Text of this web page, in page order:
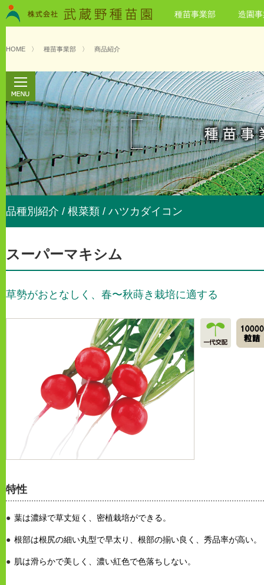
種苗事業部 造園
HOME 〉 種苗事業部 〉 商品紹介
品種別紹介 / 根菜類 / ハツカダイコン
スーパーマキシム
草勢がおとなしく、春〜秋蒔き栽培に適する
特性
葉は濃緑で草丈短く、密植栽培ができる。
根部は根尻の細い丸型で早太り、根部の揃い良く、秀品率が高い。
肌は滑らかで美しく、濃い紅色で色落ちしない。